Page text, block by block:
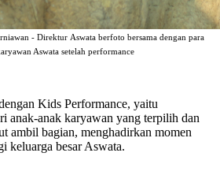
- Direktur Aswata berfoto bersama dengan para
Aswata setelah performance
Kids Performance, yaitu
anak-anak karyawan yang terpilih dan
ambil bagian, menghadirkan momen
keluarga besar Aswata.